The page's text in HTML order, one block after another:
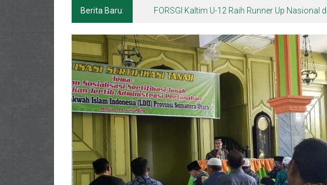
Berita Baru: FORSGI Kaltim U-12 Raih Runner Up